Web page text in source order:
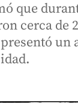
que
cerca de
un